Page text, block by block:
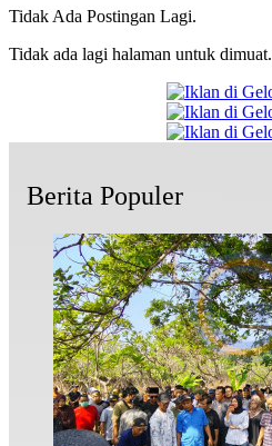
Tidak Ada Postingan Lagi.
Tidak ada lagi halaman untuk dimuat.
Berita Populer